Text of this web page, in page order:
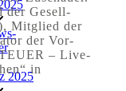
2025
der Gesell­
Mit­glied der
der Vor­
– Live-
in